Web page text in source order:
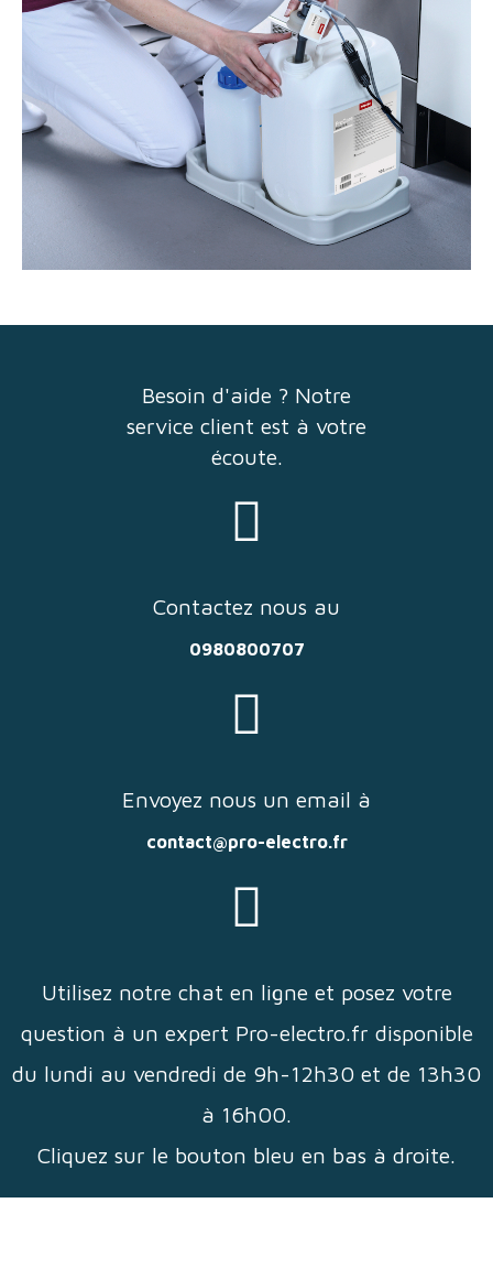
Besoin d'aide ? Notre
service client est à votre
écoute.
Contactez nous au
0980800707
Envoyez nous un email à
contact@pro-electro.fr
Utilisez notre chat en ligne et posez votre
question à un expert Pro-electro.fr disponible
du lundi au vendredi de 9h-12h30 et de 13h30
à 16h00.
Cliquez sur le bouton bleu en bas à droite.